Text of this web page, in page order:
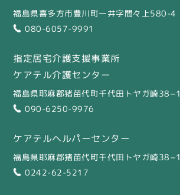
福島県喜多方市豊川町一井字間々上580-4
080-6057-9991
指定居宅介護支援事業所
ケアテル介護センター
福島県耶麻郡猪苗代町千代田トヤガ崎38−1
090-6250-9976
ケアテルヘルパーセンター
福島県耶麻郡猪苗代町千代田トヤガ崎38−1
0242-62-5217